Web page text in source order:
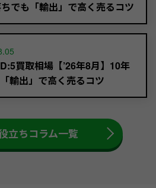
でも「輸出」で高く売るコツ
買取相場【’26年8月】10年
輸出」で高く売るコツ
立ちコラム一覧